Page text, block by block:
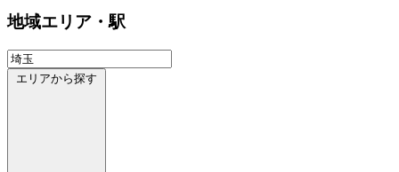
地域エリア・駅
エリアから探す